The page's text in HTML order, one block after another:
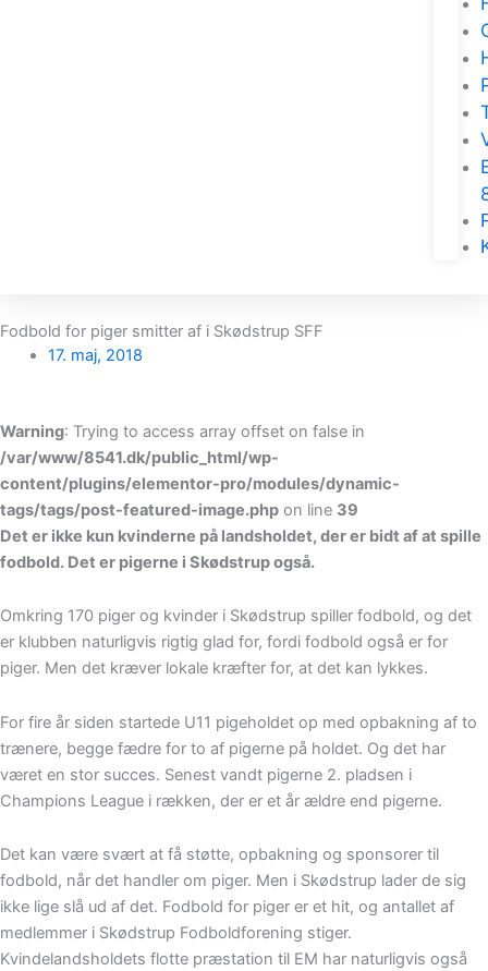
Fodbold for piger smitter af i Skødstrup SFF
17. maj, 2018
Warning: Trying to access array offset on false in
/var/www/8541.dk/public_html/wp-
content/plugins/elementor-pro/modules/dynamic-
tags/tags/post-featured-image.php on line 39
Det er ikke kun kvinderne på landsholdet, der er bidt af at spille
fodbold. Det er pigerne i Skødstrup også.
Omkring 170 piger og kvinder i Skødstrup spiller fodbold, og det
er klubben naturligvis rigtig glad for, fordi fodbold også er for
piger. Men det kræver lokale kræfter for, at det kan lykkes.
For fire år siden startede U11 pigeholdet op med opbakning af to
trænere, begge fædre for to af pigerne på holdet. Og det har
været en stor succes. Senest vandt pigerne 2. pladsen i
Champions League i rækken, der er et år ældre end pigerne.
Det kan være svært at få støtte, opbakning og sponsorer til
fodbold, når det handler om piger. Men i Skødstrup lader de sig
ikke lige slå ud af det. Fodbold for piger er et hit, og antallet af
medlemmer i Skødstrup Fodboldforening stiger.
Kvindelandsholdets flotte præstation til EM har naturligvis også